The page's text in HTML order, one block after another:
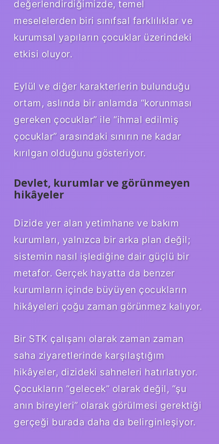
değerlendirdiğimizde, temel
meselelerden biri sınıfsal farklılıklar ve
kurumsal yapıların çocuklar üzerindeki
etkisi oluyor.
Eylül ve diğer karakterlerin bulunduğu
ortam, aslında bir anlamda “korunması
gereken çocuklar” ile “ihmal edilmiş
çocuklar” arasındaki sınırın ne kadar
kırılgan olduğunu gösteriyor.
Devlet, kurumlar ve görünmeyen
hikâyeler
Dizide yer alan yetimhane ve bakım
kurumları, yalnızca bir arka plan değil;
sistemin nasıl işlediğine dair güçlü bir
metafor. Gerçek hayatta da benzer
kurumların içinde büyüyen çocukların
hikâyeleri çoğu zaman görünmez kalıyor.
Bir STK çalışanı olarak zaman zaman
saha ziyaretlerinde karşılaştığım
hikâyeler, dizideki sahneleri hatırlatıyor.
Çocukların “gelecek” olarak değil, “şu
anın bireyleri” olarak görülmesi gerektiği
gerçeği burada daha da belirginleşiyor.